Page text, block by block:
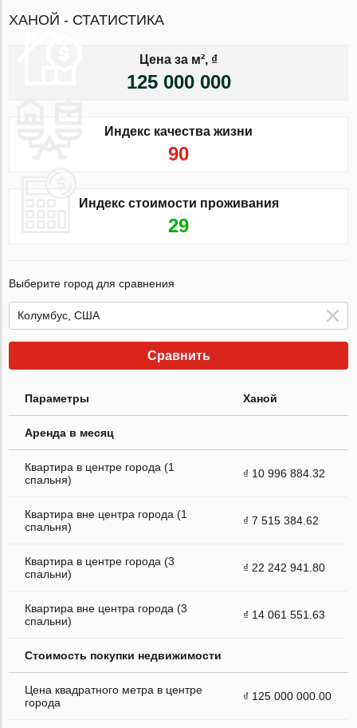
ХАНОЙ - СТАТИСТИКА
Цена за м², ₫
125 000 000
Индекс качества жизни
90
Индекс стоимости проживания
29
Выберите город для сравнения
Сравнить
Параметры Ханой
Аренда в месяц
Квартира в центре города (1
спальня)
₫ 10 996 884.32
Квартира вне центра города (1
спальня)
₫ 7 515 384.62
Квартира в центре города (3
спальни)
₫ 22 242 941.80
Квартира вне центра города (3
спальни)
₫ 14 061 551.63
Стоимость покупки недвижимости
Цена квадратного метра в центре
города
₫ 125 000 000.00